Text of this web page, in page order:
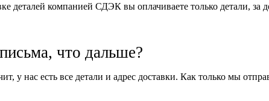
деталей компанией СДЭК вы оплачиваете только детали, за
что дальше?
у нас есть все детали и адрес доставки. Как только мы